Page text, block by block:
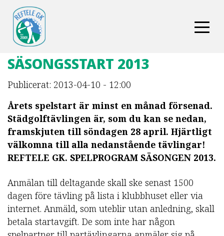
SÄSONGSSTART 2013
Publicerat: 2013-04-10 - 12:00
Årets spelstart är minst en månad försenad.
Städgolftävlingen är, som du kan se nedan,
framskjuten till söndagen 28 april. Hjärtligt
välkomna till alla nedanstående tävlingar!
REFTELE GK. SPELPROGRAM SÄSONGEN 2013.
Anmälan till deltagande skall ske senast 1500
dagen före tävling på lista i klubbhuset eller via
internet. Anmäld, som uteblir utan anledning, skall
betala startavgift. De som inte har någon